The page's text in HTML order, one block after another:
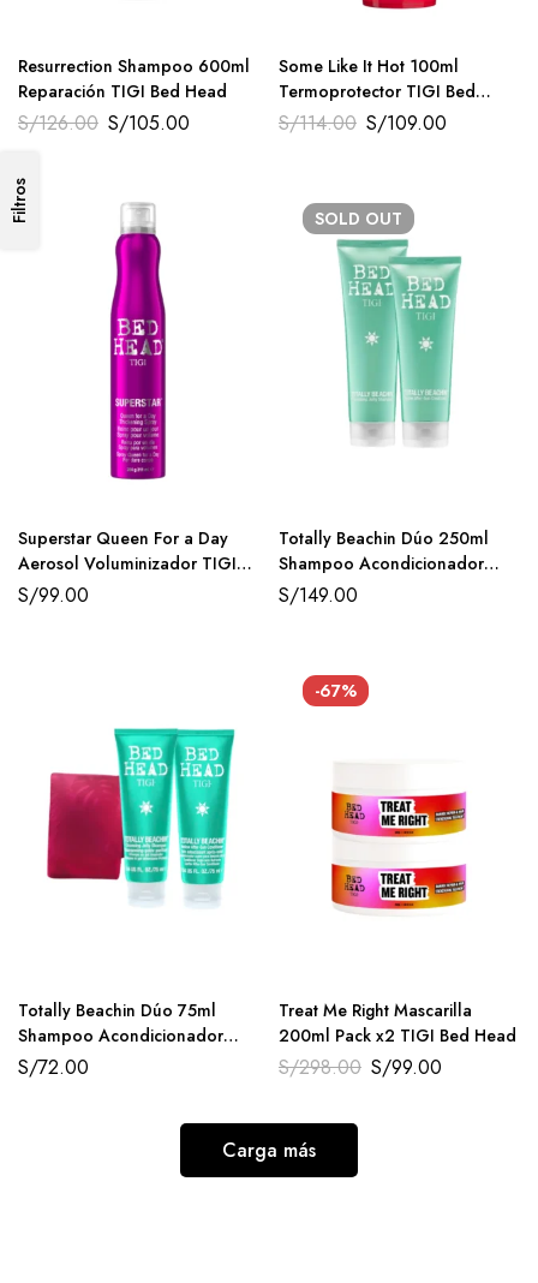
Filtros
Resurrection Shampoo 600ml
Reparación TIGI Bed Head
S/126.00 S/105.00
Some Like It Hot 100ml
Termoprotector TIGI Bed
Head
S/114.00 S/109.00
Superstar Queen For a Day
Aerosol Voluminizador TIGI
Bed Head
S/99.00
SOLD OUT
Totally Beachin Dúo 250ml
Shampoo Acondicionador
TIGI Bed Head
S/149.00
Totally Beachin Dúo 75ml
Shampoo Acondicionador
TIGI Bed Head
S/72.00
-67%
Treat Me Right Mascarilla
200ml Pack x2 TIGI Bed Head
S/298.00 S/99.00
Carga más